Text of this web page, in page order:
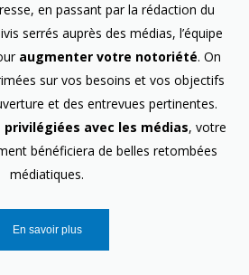
en passant par la rédaction du
serrés auprès des médias, l’équipe
augmenter votre notoriété. On
sur vos besoins et vos objectifs
et des entrevues pertinentes.
avec les médias, votre
bénéficiera de belles retombées
médiatiques.
En savoir plus